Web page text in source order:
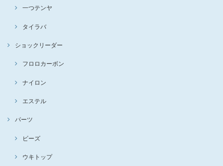
一つテンヤ
タイラバ
ショックリーダー
フロロカーボン
ナイロン
エステル
パーツ
ビーズ
ウキトップ